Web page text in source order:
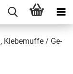
Kle­be­muf­fe / Ge­